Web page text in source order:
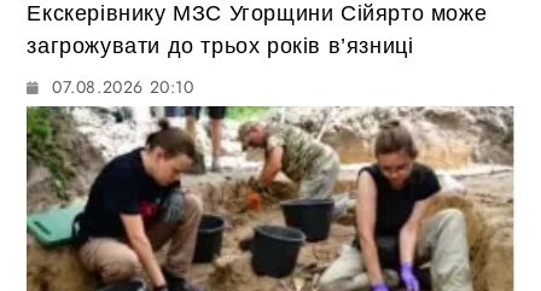
Екскерівнику МЗС Угорщини Сійярто може
загрожувати до трьох років в’язниці
07.08.2026 20:10